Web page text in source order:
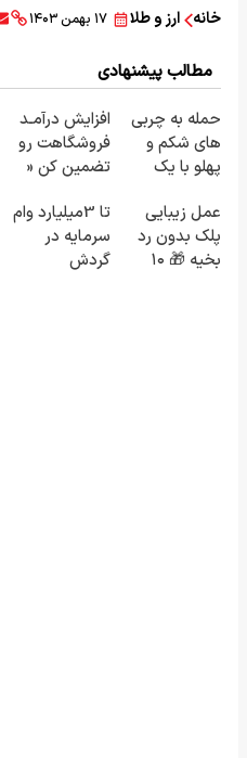
خانه ارز و طلا ۱۷ بهمن ۱۴۰۳
مطالب پیشنهادی
حمله به چربی
های شکم و
پهلو با یک
قوی(پودرجلبک
سبز45%تخفیف)
افزایش درآمـد
فروشگاهت رو
تضمین کن «
ثبت کن »
عمل زیبایی
پلک بدون رد
بخیه 🎁 ۱۰
تا 3میلیارد وام
سرمایه در
گردش